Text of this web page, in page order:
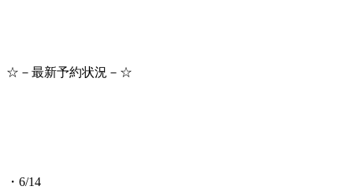
☆－最新予約状況－☆
・6/14